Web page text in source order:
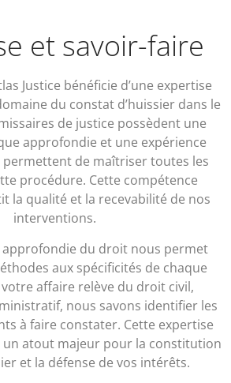
et savoir-faire
Justice bénéficie d’une expertise
du constat d’huissier dans le
de justice possèdent une
approfondie et une expérience
de maîtriser toutes les
procédure. Cette compétence
la qualité et la recevabilité de nos
interventions.
approfondie du droit nous permet
aux spécificités de chaque
affaire relève du droit civil,
nous savons identifier les
à faire constater. Cette expertise
atout majeur pour la constitution
et la défense de vos intérêts.